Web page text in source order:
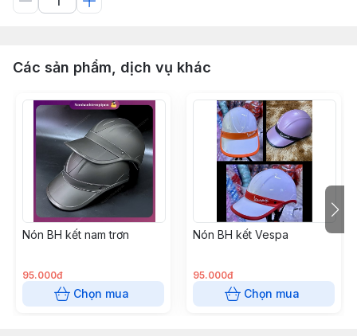
Các sản phẩm, dịch vụ khác
Nón BH kết nam trơn
95.000đ
Chọn mua
Nón BH kết Vespa
95.000đ
Chọn mua